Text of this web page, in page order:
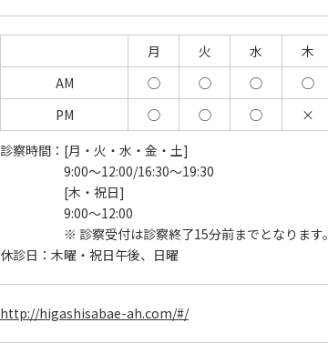
月 火 水 木
AM
◯ ◯ ◯ ◯
PM
◯ ◯ ◯ ×
診察時間： [月・火・水・金・土]
9:00～12:00/16:30～19:30
[木・祝日]
9:00～12:00
※ 診察受付は診察終了15分前までとなります。
休診日： 木曜・祝日午後、日曜
http://higashisabae-ah.com/#/